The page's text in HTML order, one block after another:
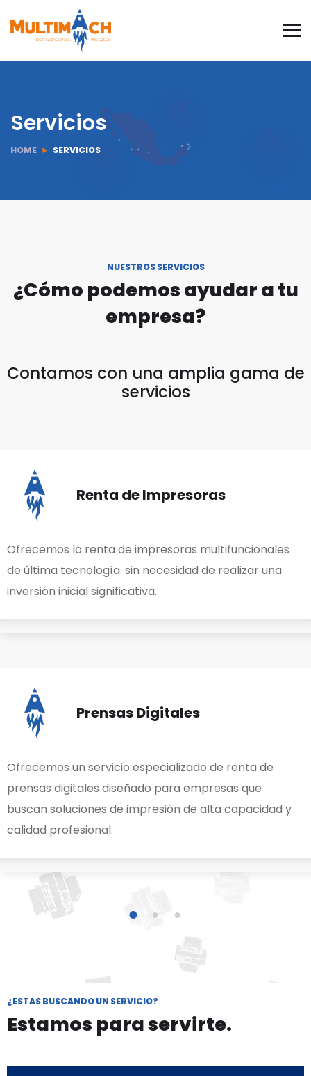
Servicios
HOME SERVICIOS
NUESTROS SERVICIOS
¿Cómo podemos ayudar a tu
empresa?
Contamos con una amplia gama de
servicios
Renta de Impresoras
Ofrecemos la renta de impresoras multifuncionales
de última tecnología. sin necesidad de realizar una
inversión inicial significativa.
Prensas Digitales
Ofrecemos un servicio especializado de renta de
prensas digitales diseñado para empresas que
buscan soluciones de impresión de alta capacidad y
calidad profesional.
1 2 3
¿ESTAS BUSCANDO UN SERVICIO?
Estamos para servirte.